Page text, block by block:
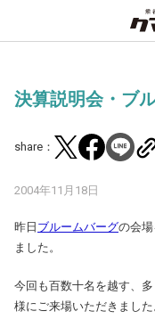
決算説明会・ブ
share：
2004年11月18日
昨日 ブルームバーグの会
ました。
今回も百数十名を越す、
様にご来場いただきました